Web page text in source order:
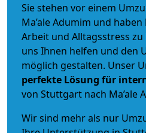
Sie stehen vor einem
Ma’ale Adumim und
Arbeit und Alltagsstress zu
uns Ihnen helfen und den
möglich gestalten. Unser
perfekte Lösung für
von Stuttgart nach Ma’ale
Wir sind mehr als nur